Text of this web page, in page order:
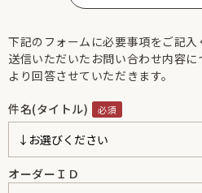
下記のフォームに必要事項をご記入
送信いただいたお問い合わせ内容
より回答させていただきます。
件名(タイトル)
オーダーＩＤ